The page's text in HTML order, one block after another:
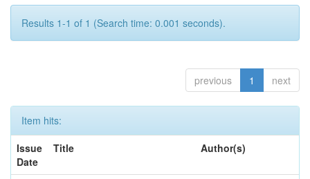
Results 1-1 of 1 (Search time: 0.001 seconds).
previous 1 next
Item hits:
Issue
Date
Title Author(s)